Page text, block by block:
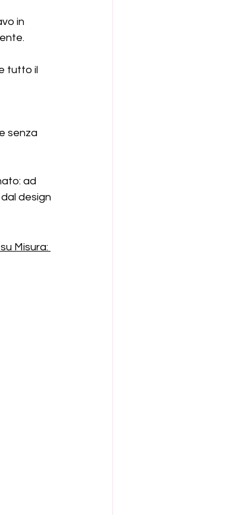
in
tutto il
senza
ad
design
Misura: